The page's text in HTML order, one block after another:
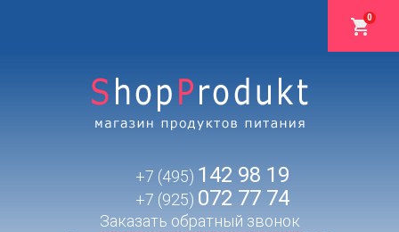
0
+7 (495) 142 98 19
+7 (925) 072 77 74
Заказать обратный звонок